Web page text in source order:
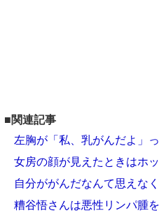
■関連記事
左胸が「私、乳がんだよ」
女房の顔が見えたときはホ
自分ががんだなんて思えな
糟谷悟さんは悪性リンパ腫